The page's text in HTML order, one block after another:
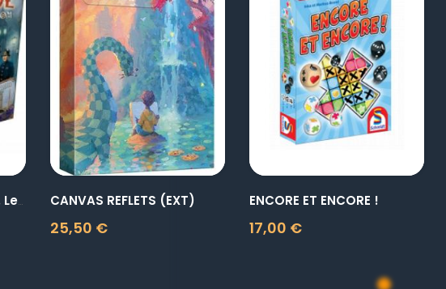
UK & Pennsylvanie (Ext. Les...
visibility
CANVAS REFLETS (EXT)
25,50 €
Prix
visibility
ENCORE ET ENCORE !
17,00 €
Prix